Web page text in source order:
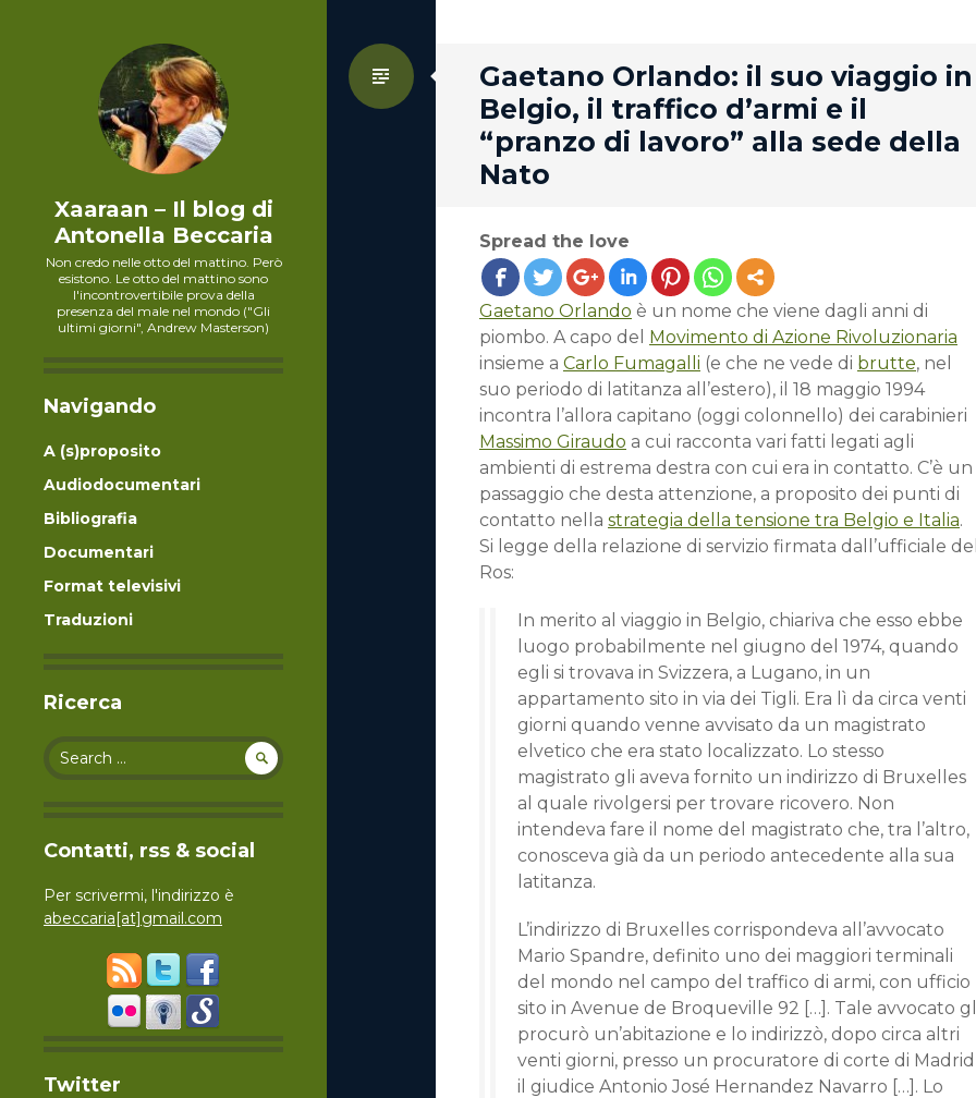
Xaaraan – Il blog di
Antonella Beccaria
Non credo nelle otto del mattino. Però
esistono. Le otto del mattino sono
l'incontrovertibile prova della
presenza del male nel mondo ("Gli
ultimi giorni", Andrew Masterson)
Navigando
A (s)proposito
Audiodocumentari
Bibliografia
Documentari
Format televisivi
Traduzioni
Ricerca
Search for:
Contatti, rss & social
Per scrivermi, l'indirizzo è
abeccaria[at]gmail.com
Twitter
Gaetano Orlando: il suo viaggio in
Belgio, il traffico d’armi e il
“pranzo di lavoro” alla sede della
Nato
Standard
Spread the love
Gaetano Orlando è un nome che viene dagli anni di
piombo. A capo del Movimento di Azione Rivoluzionaria
insieme a Carlo Fumagalli (e che ne vede di brutte, nel
suo periodo di latitanza all’estero), il 18 maggio 1994
incontra l’allora capitano (oggi colonnello) dei carabinieri
Massimo Giraudo a cui racconta vari fatti legati agli
ambienti di estrema destra con cui era in contatto. C’è un
passaggio che desta attenzione, a proposito dei punti di
contatto nella strategia della tensione tra Belgio e Italia.
Si legge della relazione di servizio firmata dall’ufficiale
Ros:
In merito al viaggio in Belgio, chiariva che esso ebbe
luogo probabilmente nel giugno del 1974, quando
egli si trovava in Svizzera, a Lugano, in un
appartamento sito in via dei Tigli. Era lì da circa venti
giorni quando venne avvisato da un magistrato
elvetico che era stato localizzato. Lo stesso
magistrato gli aveva fornito un indirizzo di Bruxelles
al quale rivolgersi per trovare ricovero. Non
intendeva fare il nome del magistrato che, tra l’altro,
conosceva già da un periodo antecedente alla sua
latitanza.
L’indirizzo di Bruxelles corrispondeva all’avvocato
Mario Spandre, definito uno dei maggiori terminali
del mondo nel campo del traffico di armi, con ufficio
sito in Avenue de Broqueville 92 […]. Tale avvocato
procurò un’abitazione e lo indirizzò, dopo circa altri
venti giorni, presso un procuratore di corte di
il giudice Antonio José Hernandez Navarro […]. Lo